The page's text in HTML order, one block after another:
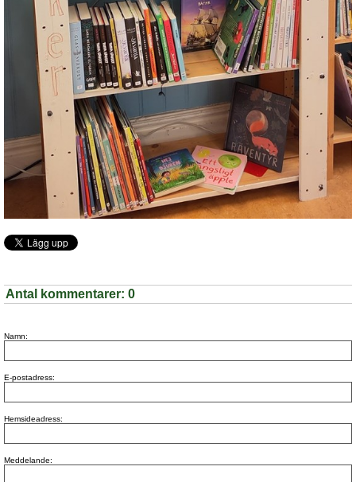
Antal kommentarer: 0
Namn:
E-postadress:
Hemsideadress:
Meddelande: